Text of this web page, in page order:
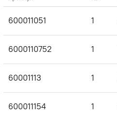
600011051 1
6000110752 1
60001113 1
600011154 1